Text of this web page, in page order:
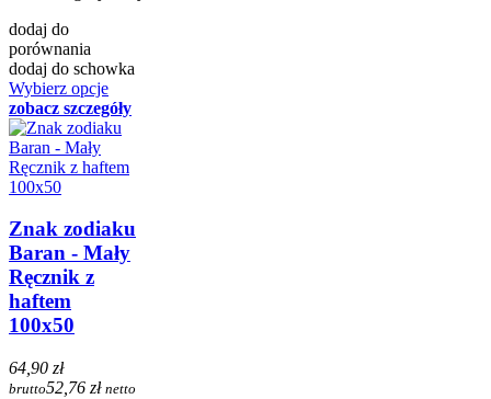
dodaj do
porównania
dodaj do schowka
Wybierz opcje
zobacz szczegóły
Znak zodiaku
Baran - Mały
Ręcznik z
haftem
100x50
64,90 zł
brutto52,76 zł netto